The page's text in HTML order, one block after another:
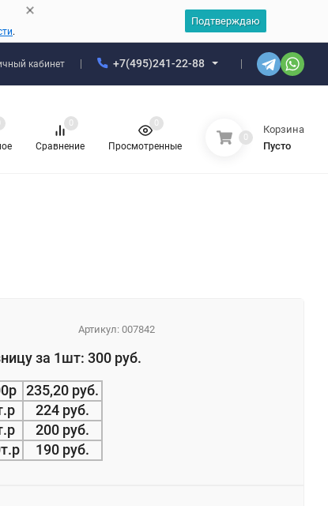
.
Подтверждаю
кабинет +7(495)241-22-88
Сравнение
0
Просмотренные
0
0
Корзина
Пусто
Артикул:007842
за 1шт: 300 руб.
235,20 руб.
224 руб.
200 руб.
190 руб.